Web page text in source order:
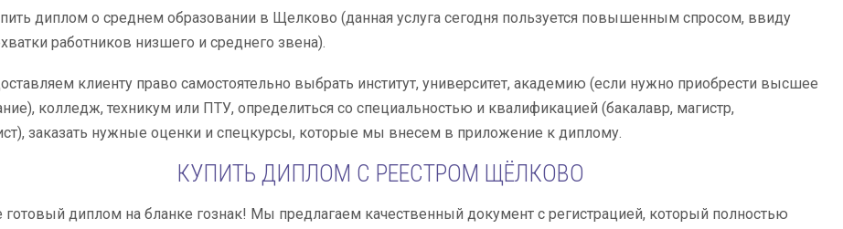
диплом о среднем образовании в Щелково (данная услуга сегодня пользуется повышенным спросом, ввиду
работников низшего и среднего звена).
клиенту право самостоятельно выбрать институт, университет, академию (если нужно приобрести высшее
колледж, техникум или ПТУ, определиться со специальностью и квалификацией (бакалавр, магистр,
заказать нужные оценки и спецкурсы, которые мы внесем в приложение к диплому.
КУПИТЬ ДИПЛОМ С РЕЕСТРОМ ЩЁЛКОВО
готовый диплом на бланке гознак! Мы предлагаем качественный документ с регистрацией, который полностью